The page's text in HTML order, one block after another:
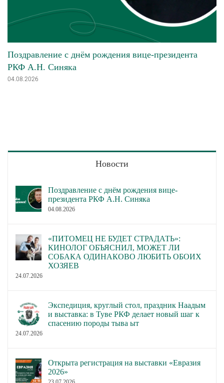
Поздравление с днём рождения вице-президента
РКФ А.Н. Синяка
04.08.2026
Новости
Поздравление с днём рождения вице-
президента РКФ А.Н. Синяка
04.08.2026
«ПИТОМЕЦ НЕ БУДЕТ СТРАДАТЬ»:
КИНОЛОГ ОБЪЯСНИЛ, МОЖЕТ ЛИ
СОБАКА ОДИНАКОВО ЛЮБИТЬ ОБОИХ
ХОЗЯЕВ
24.07.2026
Экспедиция, круглый стол, праздник Наадым
и выставка: в Туве РКФ делает новый шаг к
спасению породы тыва ыт
24.07.2026
Открыта регистрация на выставки «Евразия
2026»